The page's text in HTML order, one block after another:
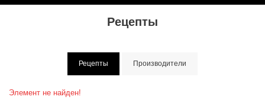
Рецепты
Рецепты Производители
Элемент не найден!